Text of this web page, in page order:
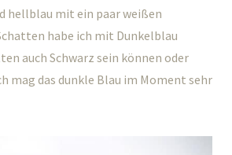
hellblau mit ein paar weißen
habe ich mit Dunkelblau
auch Schwarz sein können oder
mag das dunkle Blau im Moment sehr